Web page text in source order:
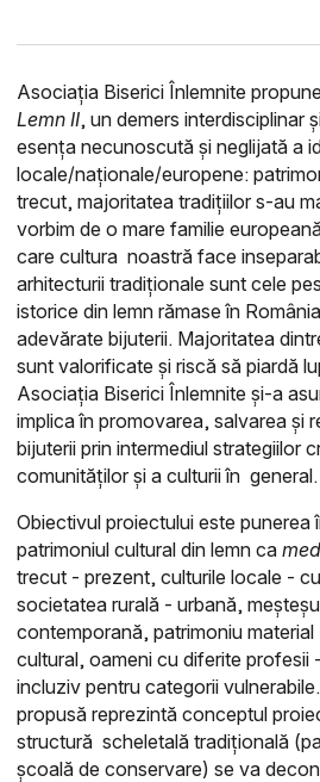
Asociația Biserici Înlemnite
Lemn II, un demers interdisciplinar
esența necunoscută și neglijată a
locale/naționale/europene:
trecut, majoritatea tradițiilor s-au
vorbim de o mare familie
care cultura noastră face
arhitecturii tradiționale sunt cele
istorice din lemn rămase în
adevărate bijuterii. Majoritatea
sunt valorificate și riscă să piardă
Asociația Biserici Înlemnite și-a
implica în promovarea, salvarea și
bijuterii prin intermediul strategiilor
comunităților și a culturii în general.
Obiectivul proiectului este punerea
patrimoniul cultural din lemn ca
trecut - prezent, culturile locale -
societatea rurală - urbană,
contemporană, patrimoniu
cultural, oameni cu diferite profesii
incluziv pentru categorii vulnerabile.
propusă reprezintă conceptul
structură scheletală tradițională
școală de conservare) se va